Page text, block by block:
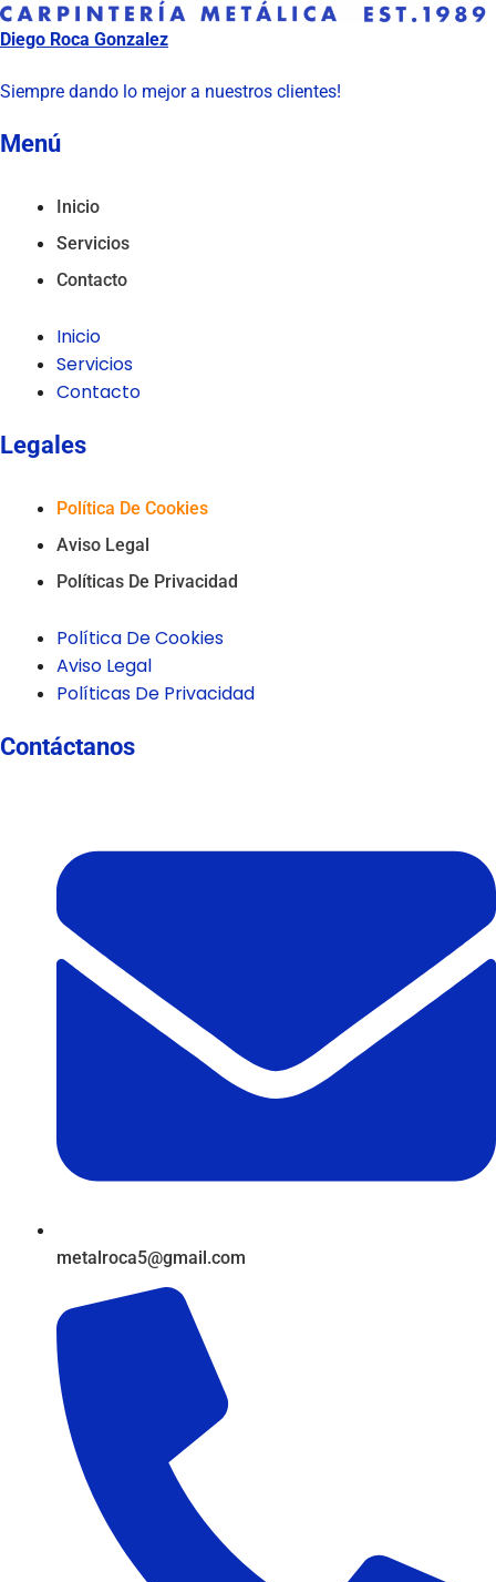
Diego Roca Gonzalez
Siempre dando lo mejor a nuestros clientes!
Menú
Inicio
Servicios
Contacto
Inicio
Servicios
Contacto
Legales
Política De Cookies
Aviso Legal
Políticas De Privacidad
Política De Cookies
Aviso Legal
Políticas De Privacidad
Contáctanos
metalroca5@gmail.com